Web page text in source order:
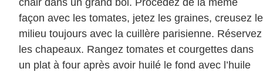
chair dans un grand bol. Procédez de la même
façon avec les tomates, jetez les graines, creusez le
milieu toujours avec la cuillère parisienne. Réservez
les chapeaux. Rangez tomates et courgettes dans
un plat à four après avoir huilé le fond avec l’huile